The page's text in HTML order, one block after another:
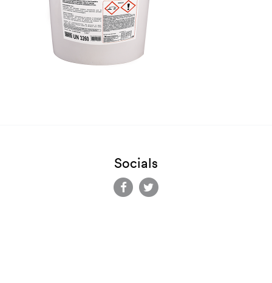
Socials